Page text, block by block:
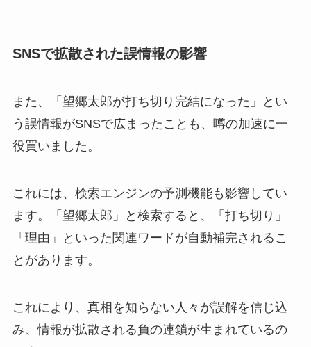
SNSで拡散された誤情報の影響
また、「望郷太郎が打ち切り完結になった」とい
う誤情報がSNSで広まったことも、噂の加速に一
役買いました。
これには、検索エンジンの予測機能も影響してい
ます。「望郷太郎」と検索すると、「打ち切り」
「理由」といった関連ワードが自動補完されるこ
とがあります。
これにより、真相を知らない人々が誤解を信じ込
み、情報が拡散される負の連鎖が生まれているの